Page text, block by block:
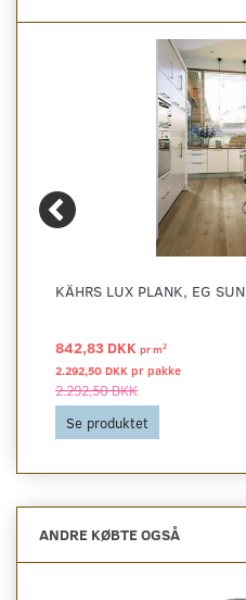
KÄHRS LUX PLANK, EG SUN
842,83 DKK prm2
2.292,50 DKK pr pakke
2.292,50 DKK
Se produktet
ANDRE KØBTE OGSÅ